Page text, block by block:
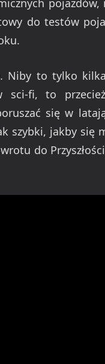
pojazdów,
do testów
Niby to tylko
sci-fi, to
się w
jakby się
do